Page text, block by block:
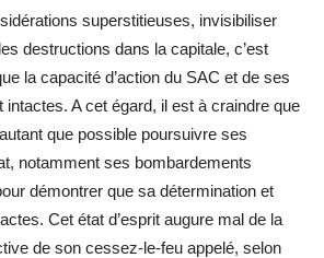
superstitieuses, invisibiliser
destructions dans la capitale, c’est
la capacité d’action du SAC et de ses
A cet égard, il est à craindre que
que possible poursuivre ses
notamment ses bombardements
démontrer que sa détermination et
Cet état d’esprit augure mal de la
de son cessez-le-feu appelé, selon